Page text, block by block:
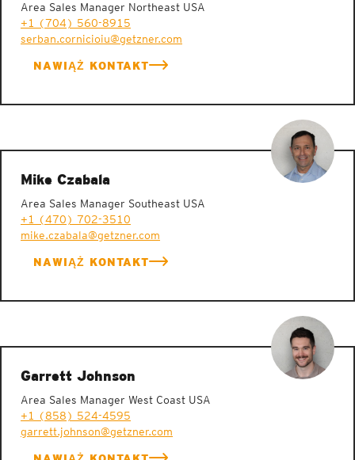
Area Sales Manager Northeast USA
+1 (704) 560-8915
serban.cornicioiu@getzner.com
NAWIĄŻ KONTAKT
Mike Czabala
Area Sales Manager Southeast USA
+1 (470) 702-3510
mike.czabala@getzner.com
NAWIĄŻ KONTAKT
Garrett Johnson
Area Sales Manager West Coast USA
+1 (858) 524-4595
garrett.johnson@getzner.com